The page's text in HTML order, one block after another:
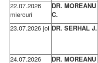
22.07.2026
miercuri
DR. MOREANU
C.
23.07.2026 joi DR. SERHAL J.
24.07.2026
DR. MOREANU